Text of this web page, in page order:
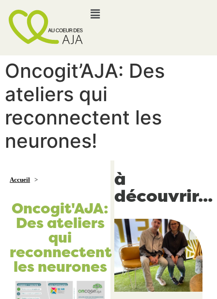
Oncogit’AJA: Des
ateliers qui
reconnectent les
neurones!
Accueil >
Oncogit'AJA:
Des ateliers
qui
reconnectent
les neurones
à
découvrir...